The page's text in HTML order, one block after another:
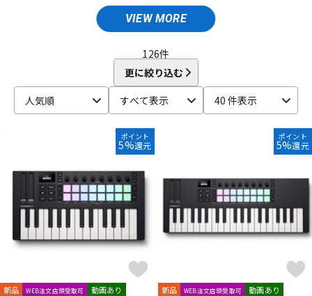
DTM オンライン納品 レコーディング機器
配信/ライブ機器
中古 ヴィンテージ
VIEW MORE
Artiphon ARTRIG Arturia
audio-technica AVID BestService
BOSS celemony
CME PRO
CRIMSON TECHNOLOGY
CRYPTON
ESI
Focusrite
GARRITAN
GATOR Frameworks
HEAVYOCITY
HEiL SOUND
ICON
iConnectivity
IK Multimedia
Ikebe Original
Inspired Acoustics
INTERNET
iZotope
KAWAII FUTURESAMPLES
Klevgrand
KORG Krotos LEWITT Lexicon
Lynx
126件
更に絞り込む
人気順
すべて表示 40 件表示
ポイント
5%還元
新品 WEB注文店頭受取可
動画あり
ポイント
5%還元
新品 WEB注文店頭受取可
動画あり